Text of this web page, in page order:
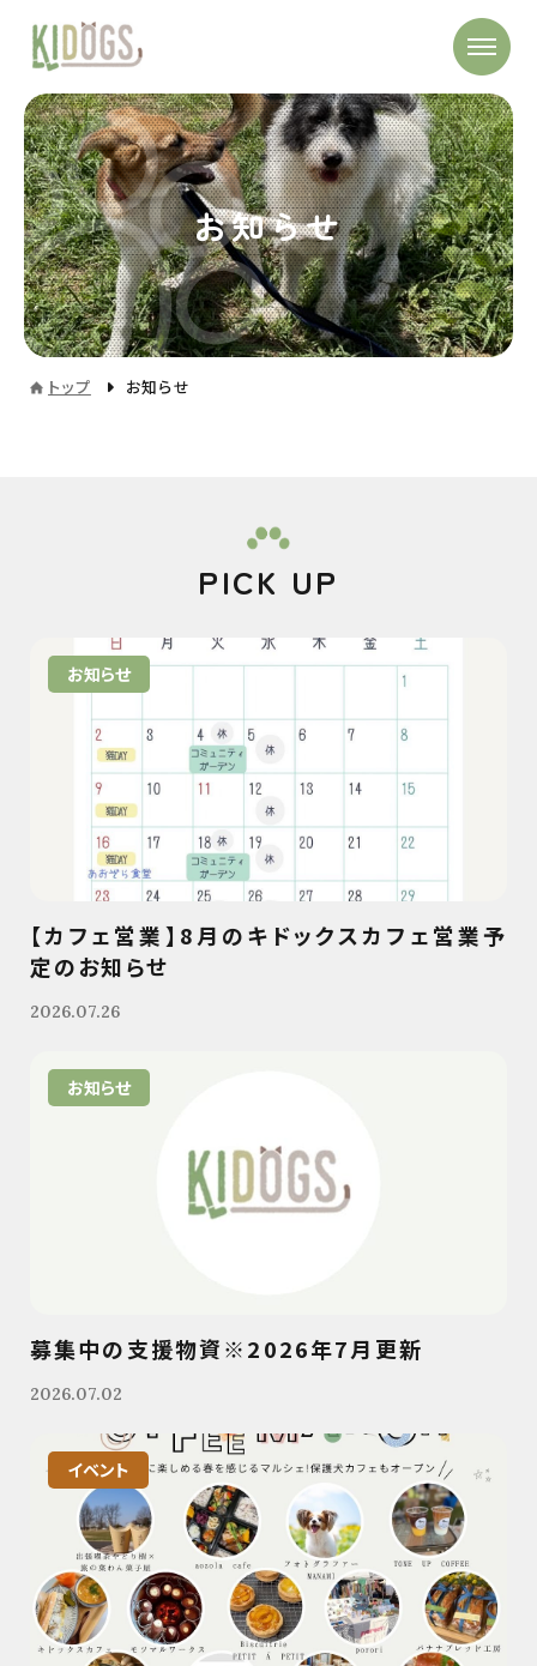
お知らせ
トップ お知らせ
PICK UP
お知らせ
【カフェ営業】8月のキドックスカフェ営業予
定のお知らせ
2026.07.26
お知らせ
募集中の支援物資※2026年7月更新
2026.07.02
イベント